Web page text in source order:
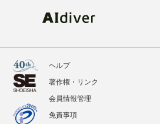
ヘルプ
著作権・リンク
会員情報管理
免責事項